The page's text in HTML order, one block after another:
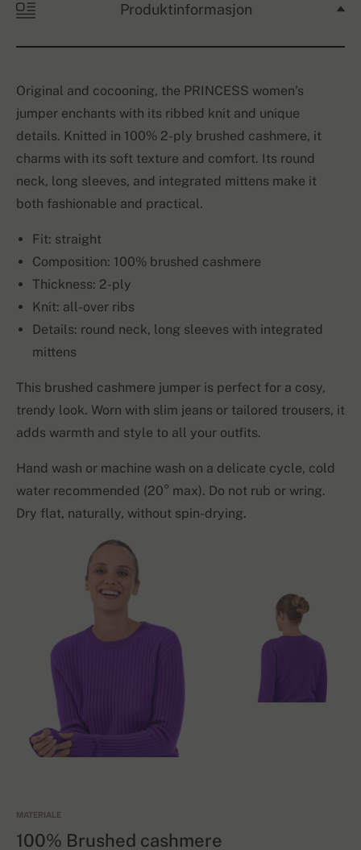
Produktinformasjon
Original and cocooning, the PRINCESS women’s
jumper enchants with its ribbed knit and unique
details. Knitted in 100% 2-ply brushed cashmere, it
charms with its soft texture and comfort. Its round
neck, long sleeves, and integrated mittens make it
both fashionable and practical.
Fit: straight
Composition: 100% brushed cashmere
Thickness: 2-ply
Knit: all-over ribs
Details: round neck, long sleeves with integrated
mittens
This brushed cashmere jumper is perfect for a cosy,
trendy look. Worn with slim jeans or tailored trousers, it
adds warmth and style to all your outfits.
Hand wash or machine wash on a delicate cycle, cold
water recommended (20° max). Do not rub or wring.
Dry flat, naturally, without spin-drying.
MATERIALE
100% Brushed cashmere